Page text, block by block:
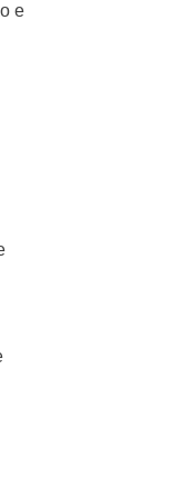
e